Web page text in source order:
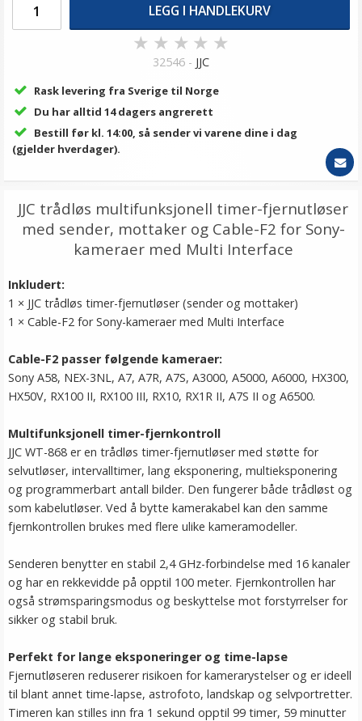
LEGG I HANDLEKURV
★ ★ ★ ★ ★
32546 - JJC
Rask levering fra Sverige til Norge
Du har alltid 14 dagers angrerett
Bestill før kl. 14:00, så sender vi varene dine i dag
(gjelder hverdager).
JJC trådløs multifunksjonell timer-fjernutløser
med sender, mottaker og Cable-F2 for Sony-
kameraer med Multi Interface
Inkludert:
1 × JJC trådløs timer-fjernutløser (sender og mottaker)
1 × Cable-F2 for Sony-kameraer med Multi Interface
Cable-F2 passer følgende kameraer:
Sony A58, NEX-3NL, A7, A7R, A7S, A3000, A5000, A6000, HX300,
HX50V, RX100 II, RX100 III, RX10, RX1R II, A7S II og A6500.
Multifunksjonell timer-fjernkontroll
JJC WT-868 er en trådløs timer-fjernutløser med støtte for
selvutløser, intervalltimer, lang eksponering, multieksponering
og programmerbart antall bilder. Den fungerer både trådløst og
som kabelutløser. Ved å bytte kamerakabel kan den samme
fjernkontrollen brukes med flere ulike kameramodeller.
Senderen benytter en stabil 2,4 GHz-forbindelse med 16 kanaler
og har en rekkevidde på opptil 100 meter. Fjernkontrollen har
også strømsparingsmodus og beskyttelse mot forstyrrelser for
sikker og stabil bruk.
Perfekt for lange eksponeringer og time-lapse
Fjernutløseren reduserer risikoen for kamerarystelser og er ideell
til blant annet time-lapse, astrofoto, landskap og selvportretter.
Timeren kan stilles inn fra 1 sekund opptil 99 timer, 59 minutter